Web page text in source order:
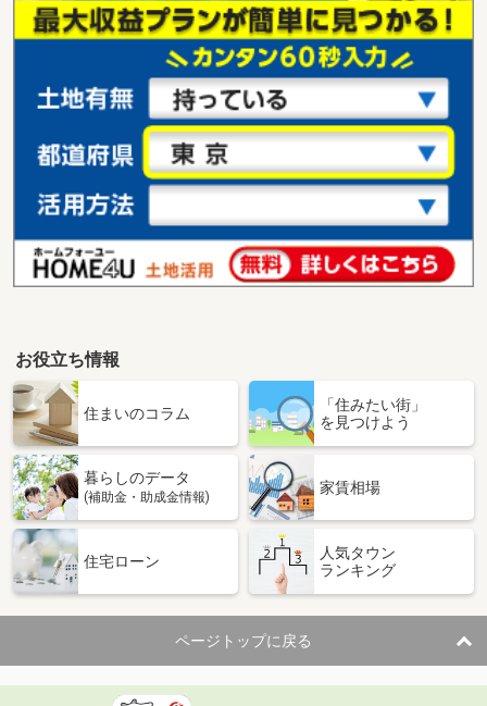
お役立ち情報
住まいのコラム
「住みたい街」
を見つけよう
暮らしのデータ
(補助金・助成金情報)
家賃相場
住宅ローン
人気タウン
ランキング
ページトップに戻る